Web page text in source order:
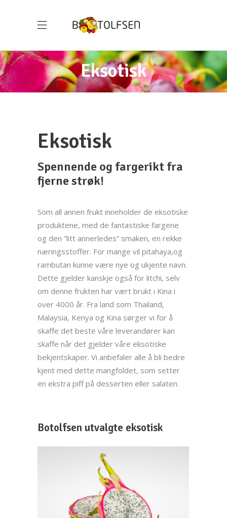
Eksotisk
Eksotisk
Spennende og fargerikt fra
fjerne strøk!
Som all annen frukt inneholder de eksotiske
produktene, med de fantastiske fargene
og den ”litt annerledes” smaken, en rekke
næringsstoffer. For mange vil pitahaya,og
rambutan kunne være nye og ukjente navn.
Dette gjelder kanskje også for litchi, selv
om denne frukten har vært brukt i Kina i
over 4000 år. Fra land som Thailand,
Malaysia, Kenya og Kina sørger vi for å
skaffe det beste våre leverandører kan
skaffe når det gjelder våre eksotiske
bekjentskaper. Vi anbefaler alle å bli bedre
kjent med dette mangfoldet, som setter
en ekstra piff på desserten eller salaten.
Botolfsen utvalgte eksotisk